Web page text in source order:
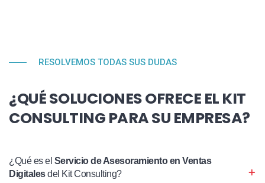
RESOLVEMOS TODAS SUS DUDAS
¿QUÉ SOLUCIONES OFRECE EL KIT
CONSULTING PARA SU EMPRESA?
¿Qué es el Servicio de Asesoramiento en Ventas
Digitalesdel Kit Consulting?